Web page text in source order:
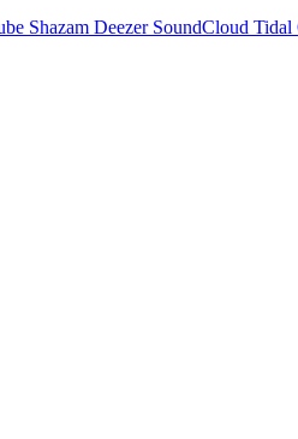
Shazam Deezer SoundCloud Tidal